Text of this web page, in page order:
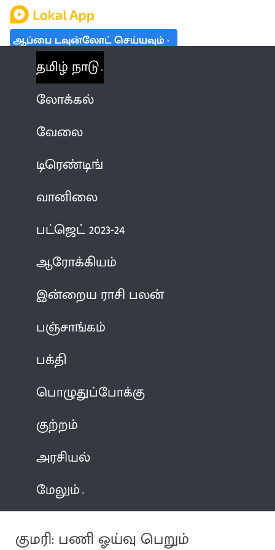
ஆப்பை டவுன்லோட் செய்யவும்
தமிழ் நாடு
லோக்கல்
வேலை
டிரெண்டிங்
வானிலை
பட்ஜெட் 2023-24
ஆரோக்கியம்
இன்றைய ராசி பலன்
பஞ்சாங்கம்
பக்தி
பொழுதுப்போக்கு
குற்றம்
அரசியல்
மேலும்
குமரி: பணி ஓய்வு பெறும்